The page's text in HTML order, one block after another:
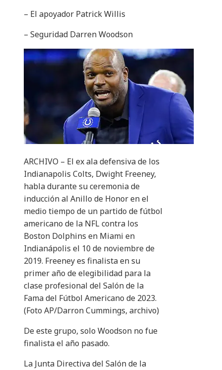
– El apoyador Patrick Willis
– Seguridad Darren Woodson
ARCHIVO – El ex ala defensiva de los
Indianapolis Colts, Dwight Freeney,
habla durante su ceremonia de
inducción al Anillo de Honor en el
medio tiempo de un partido de fútbol
americano de la NFL contra los
Boston Dolphins en Miami en
Indianápolis el 10 de noviembre de
2019. Freeney es finalista en su
primer año de elegibilidad para la
clase profesional del Salón de la
Fama del Fútbol Americano de 2023.
(Foto AP/Darron Cummings, archivo)
De este grupo, solo Woodson no fue
finalista el año pasado.
La Junta Directiva del Salón de la